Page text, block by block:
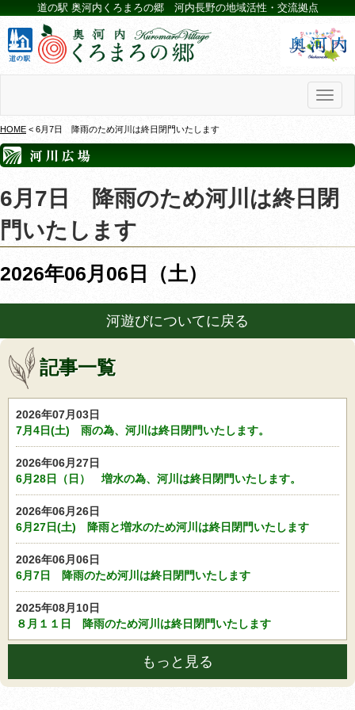
道の駅 奥河内くろまろの郷 河内長野の地域活性・交流拠点
HOME < 6月7日 降雨のため河川は終日閉門いたします
6月7日 降雨のため河川は終日閉
門いたします
2026年06月06日（土）
河遊びについてに戻る
記事一覧
2026年07月03日
7月4日(土) 雨の為、河川は終日閉門いたします。
2026年06月27日
6月28日（日） 増水の為、河川は終日閉門いたします。
2026年06月26日
6月27日(土) 降雨と増水のため河川は終日閉門いたします
2026年06月06日
6月7日 降雨のため河川は終日閉門いたします
2025年08月10日
８月１１日 降雨のため河川は終日閉門いたします
もっと見る